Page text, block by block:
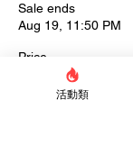
Sale ends
Aug 19, 11:50 PM
Price
NT$200.00
活動類